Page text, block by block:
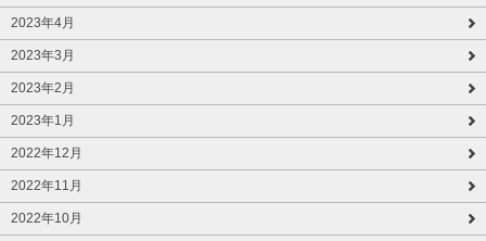
2023年4月
2023年3月
2023年2月
2023年1月
2022年12月
2022年11月
2022年10月